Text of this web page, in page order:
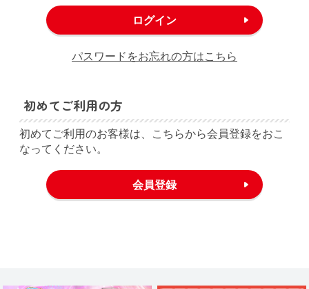
パスワードをお忘れの方はこちら
初めてご利用の方
初めてご利用のお客様は、こちらから会員登録をおこ
なってください。